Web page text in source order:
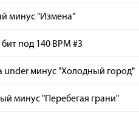
минус "Измена"
под 140 BPM #3
under минус "Холодный город"
минус "Перебегая грани"